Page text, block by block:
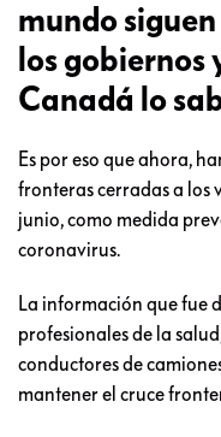
mundo
los gobiernos
Canadá lo
Es por eso que ahora,
fronteras cerradas a los
junio, como medida
coronavirus.
La información que fue
profesionales de la
conductores de
mantener el cruce